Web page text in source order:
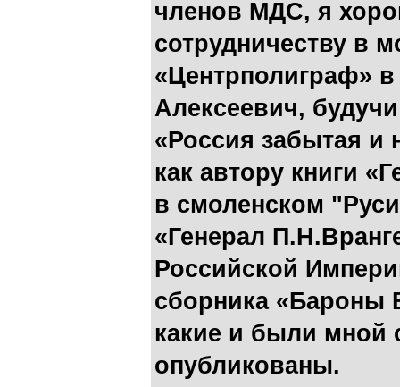
членов МДС, я
сотрудничеству в
«Центрполиграф»
Алексеевич,
«Россия забытая и
как автору книги
в смоленском
«Генерал
Российской
сборника «Бароны
какие и были мной
опубликованы.